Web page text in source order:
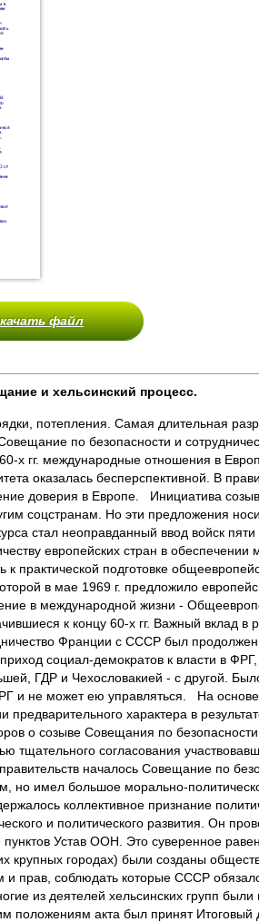
файл
и хельсинский процесс.
потепления. Самая длительная
по безопасности и
гг. международные отношения в
оказалась бесперспективной. В
доверия в Европе. Инициатива
соцстранам. Но эти предложения
стал неоправданный ввод войск
европейских стран в
практической подготовке
в мае 1969 г. предложило
в международной жизни -
к концу 60-х гг. Важный вклад в
Франции с СССР был
социал-демократов к власти в
ГДР и Чехословакией - с другой.
и не может ею управляться. На
характера в
о созыве Совещания по
согласования
началось Совещание по
имел большое морально-
коллективное признание
и политического развития. Он
Устав ООН. Это суверенное
городах) были созданы
прав, соблюдать которые СССР
из деятелей хельсинских групп
акта был принят